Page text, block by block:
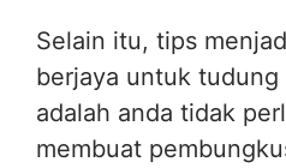
Selain itu, tips
berjaya untuk tudung
adalah anda tidak
membuat